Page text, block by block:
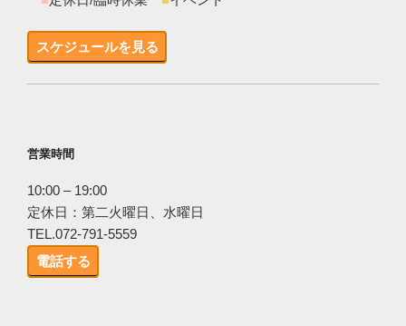
スケジュールを見る
営業時間
10:00 – 19:00
定休日：第二火曜日、水曜日
TEL.072-791-5559
電話する